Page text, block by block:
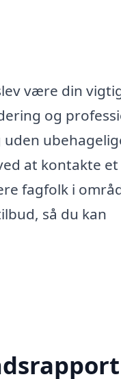
være din
og
at kontakte et
fagfolk i
så du kan